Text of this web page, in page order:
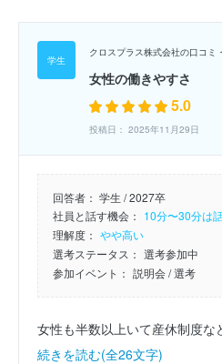
クロスプラス株式会社の口コミ
女性の働きやすさ
5.0
投稿日： 2025年11月29日
回答者： 学生 / 2027卒
社員と話す機会： 10分〜30分は
理解度： やや高い
選考ステータス： 選考参加中
参加イベント： 説明会/ 選考
女性も半数以上いて産休制度な
続きを読む(全26文字)